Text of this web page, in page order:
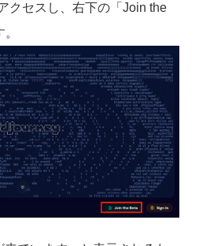
クセスし、右下の「Join the